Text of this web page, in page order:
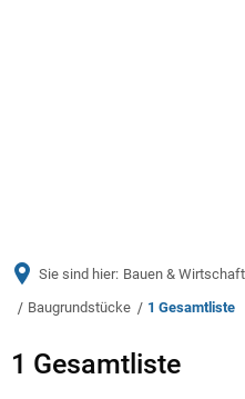
Sie sind hier: Bauen & Wirtschaft
Baugrundstücke
1 Gesamtliste
11 Gesamtliste